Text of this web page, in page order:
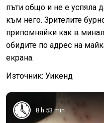
пъти общо и не е успяла
към него. Зрителите
припомняйки как в
обидите по адрес на
екрана.
Източник: Уикенд
8 h 53 min